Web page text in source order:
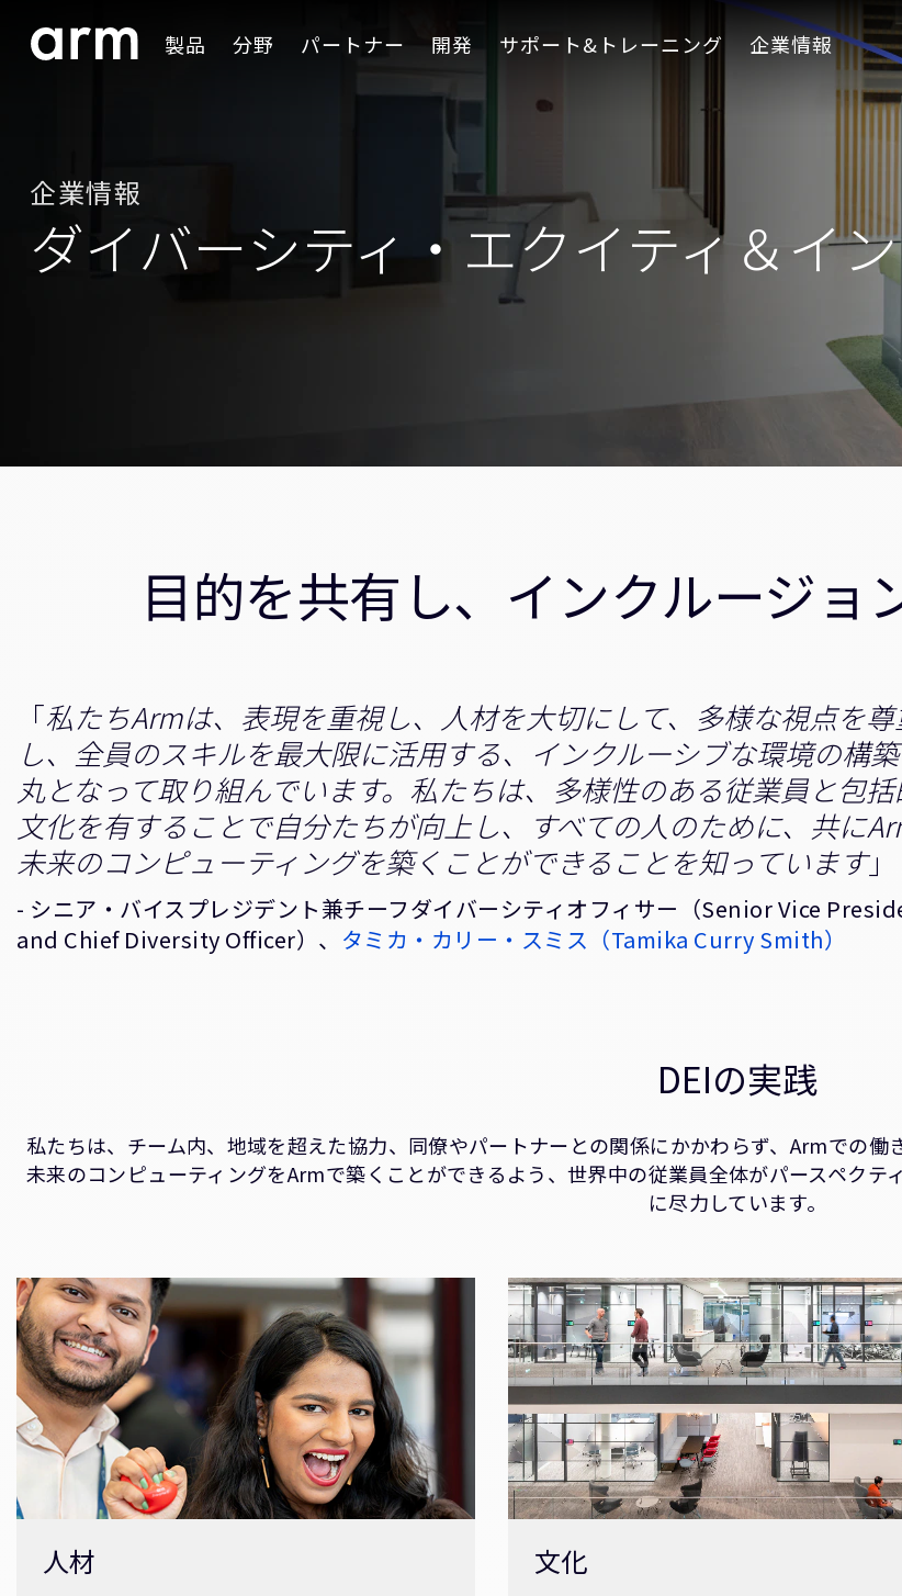
Skip to Footer 製品 分野 パートナー 開発 サポート&トレーニング 企業情報
企業情報
ダイバーシティ・エクイティ＆イ
目的を共有し、インクルージョ
「私たちArmは、表現を重視し、人材を大切にして、多様な視点を
し、全員のスキルを最大限に活用する、インクルーシブな環境の構
丸となって取り組んでいます。私たちは、多様性のある従業員と包
文化を有することで自分たちが向上し、すべての人のために、共に
未来のコンピューティングを築くことができることを知っています」
- シニア・バイスプレジデント兼チーフダイバーシティオフィサー（Senior Vice
and Chief Diversity Officer）、 タミカ・カリー・スミス（Tamika Curry Smith）
DEIの実践
私たちは、チーム内、地域を超えた協力、同僚やパートナーとの関係にかかわらず、Armでの働
未来のコンピューティングをArmで築くことができるよう、世界中の従業員全体がパースペク
に尽力しています。
人材 文化